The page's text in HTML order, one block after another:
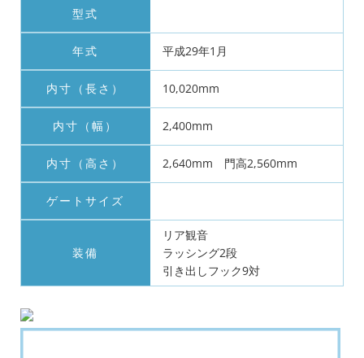
型式
年式 平成29年1月
内寸（長さ） 10,020mm
内寸（幅） 2,400mm
内寸（高さ） 2,640mm 門高2,560mm
ゲートサイズ
装備
リア観音
ラッシング2段
引き出しフック9対